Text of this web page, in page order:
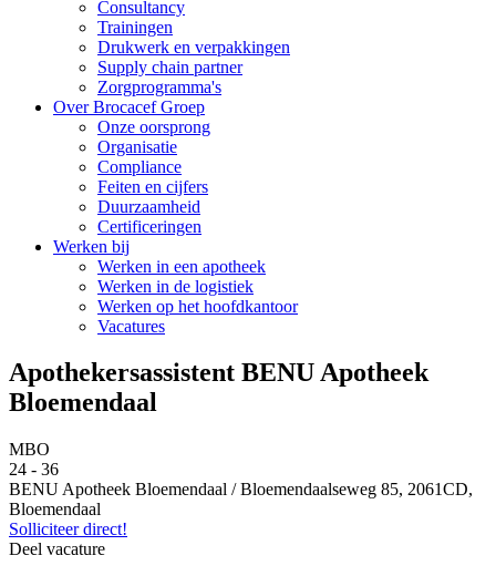
Consultancy
Trainingen
Drukwerk en verpakkingen
Supply chain partner
Zorgprogramma's
Over Brocacef Groep
Onze oorsprong
Organisatie
Compliance
Feiten en cijfers
Duurzaamheid
Certificeringen
Werken bij
Werken in een apotheek
Werken in de logistiek
Werken op het hoofdkantoor
Vacatures
Apothekersassistent BENU Apotheek
Bloemendaal
MBO
24 - 36
BENU Apotheek Bloemendaal / Bloemendaalseweg 85, 2061CD,
Bloemendaal
Solliciteer direct!
Deel vacature